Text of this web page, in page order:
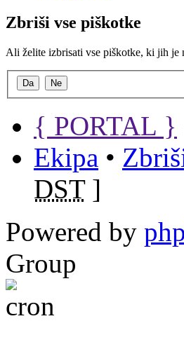
Zbriši vse piškotke
Ali želite izbrisati vse piškotke, ki jih je
{ PORTAL }
Ekipa •
DST]
Powered by
Group